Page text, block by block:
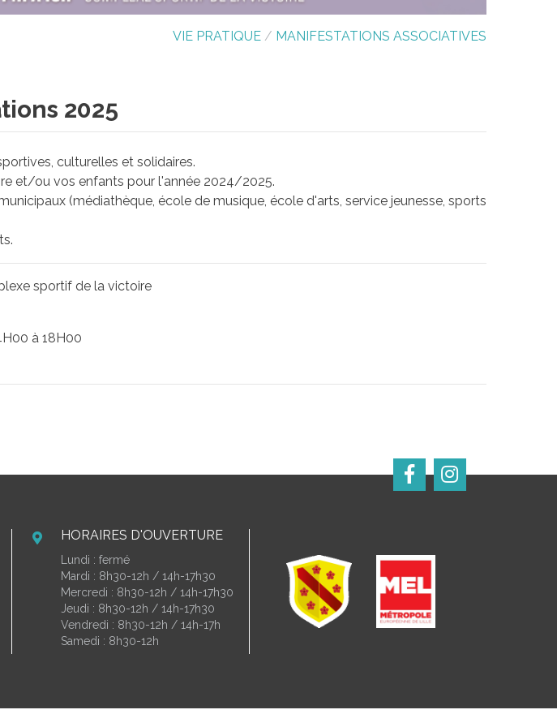
VIE PRATIQUE / MANIFESTATIONS ASSOCIATIVES
2025
culturelles et solidaires.
et/ou vos enfants pour l'année 2024/2025.
(médiathèque, école de musique, école d'arts, service jeunesse, sports
sportif de la victoire
à 18H00
HORAIRES D'OUVERTURE
Lundi : fermé
Mardi : 8h30-12h / 14h-17h30
Mercredi : 8h30-12h / 14h-17h30
Jeudi : 8h30-12h / 14h-17h30
Vendredi : 8h30-12h / 14h-17h
Samedi : 8h30-12h